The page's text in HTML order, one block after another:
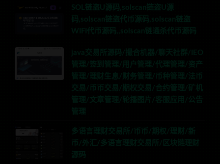
SOL链盗U源码,solscan链盗U源
码,solscan链盗代币源码,solscan链盗
WIFI代币源码,,solscan链通杀代币源码
java交易所源码/撮合机器/聊天社群/IEO
管理/签到管理/用户管理/代理管理/资产
管理/理财生息/财务管理/币种管理/法币
交易/币币交易/期权交易/合约管理/矿机
管理/文章管理/轮播图片/客服应用/公告
管理
多语言理财交易所/币币/期权/理财/新
币/外汇/多语言理财交易所/区块链理财
源码